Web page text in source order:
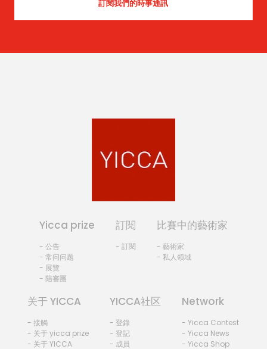
Yicca prize
- 公告
- 常问问题
- 展覽
- 陪審團
訂閱
- 訂閱
比賽中的藝術家
- 藝術家
- 私人领域
关于 YICCA
- 接觸
- 关于 yicca prize
- 关于 YICCA
YICCA社区
- 登錄
- 登記
- 成員
Network
- Yicca Contest
- Yicca News
- Yicca Shop